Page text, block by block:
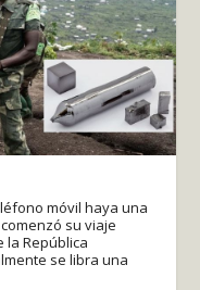
móvil haya una
su viaje
República
se libra una